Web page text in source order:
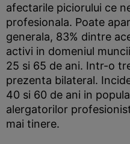
afectarile piciorului ce
profesionala. Poate
generala, 83% dintre
activi in domeniul
25 si 65 de ani. Intr-o
prezenta bilateral.
40 si 60 de ani in
alergatorilor
mai tinere.